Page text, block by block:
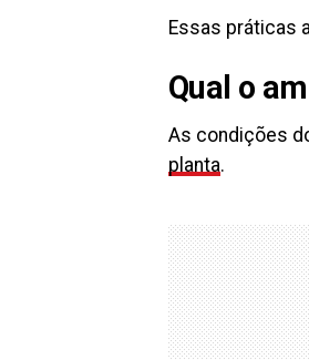
Essas práticas
Qual o
As condições
planta.